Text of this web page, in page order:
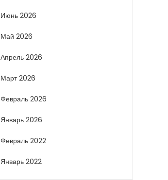
Июнь 2026
Май 2026
Апрель 2026
Март 2026
Февраль 2026
Январь 2026
Февраль 2022
Январь 2022